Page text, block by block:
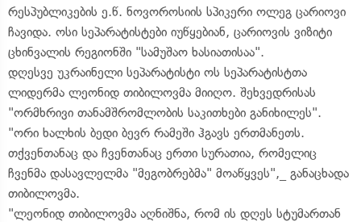
რესპუბლიკების ე.წ. ნოვოროსიის სპიკერი ოლეგ ცარიოვი
ჩავიდა. ოსი სეპარატისტები იუწყებიან, ცარიოვის ვიზიტი
ცხინვალის რეგიონში "სამუშაო ხასიათისაა".
დღესვე უკრაინელი სეპარატისტი ოს სეპარატისტთა
ლიდერმა ლეონიდ თიბილოვმა მიიღო. შეხვედრისას
"ორმხრივი თანამშრომლობის საკითხები განიხილეს".
"ორი ხალხის ბედი ბევრ რამეში ჰგავს ერთმანეთს.
თქვენთანაც და ჩვენთანაც ერთი სურათია, რომელიც
ჩვენმა დასავლელმა "მეგობრებმა" მოაწყვეს",_ განაცხადა
თიბილოვმა.
"ლეონიდ თიბილოვმა აღნიშნა, რომ ის დღეს სტუმართან